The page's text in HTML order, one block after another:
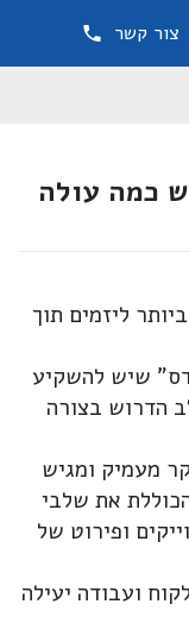
צור קשר
כמה עולה
ליזמים תוך
שיש להשקיע
הדרוש בצורה
מעמיק ומגיש
את שלבי
ופירוט של
ועבודה יעילה